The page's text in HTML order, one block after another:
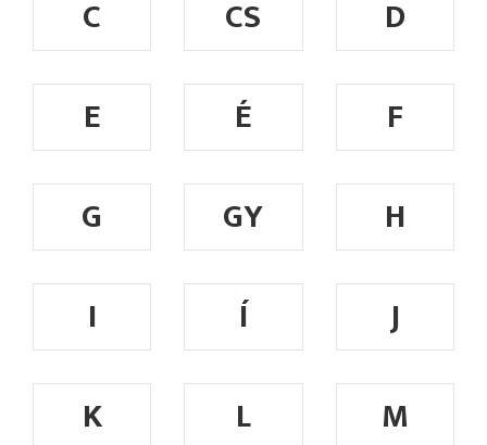
C CS
D
E
É
F
G
GY
H
I
Í
J
K
L
M